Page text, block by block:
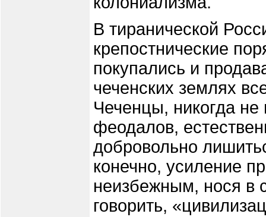
В тиранической
крепостнические
покупались и
чеченских землях
Чеченцы, никогда
феодалов,
добровольно
конечно, усиление
неизбежным, нося в
говорить,